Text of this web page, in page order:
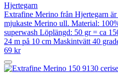
Hjertegarn
Extrafine Merino från Hjertegarn är
mjukaste Merino ull. Material:
superwash Löplängd: 50 gr = ca
24 m på 10 cm Maskintvätt 40
69 kr